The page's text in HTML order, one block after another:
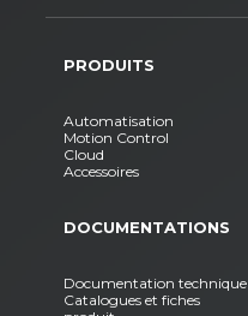
PRODUITS
Automatisation
Motion Control
Cloud
Accessoires
DOCUMENTATIONS
Documentation technique
Catalogues et fiches